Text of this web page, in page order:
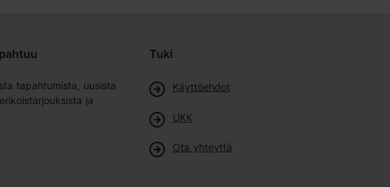
tapahtumista, uusista
ja
Tuki
Käyttöehdot
UKK
Ota yhteyttä